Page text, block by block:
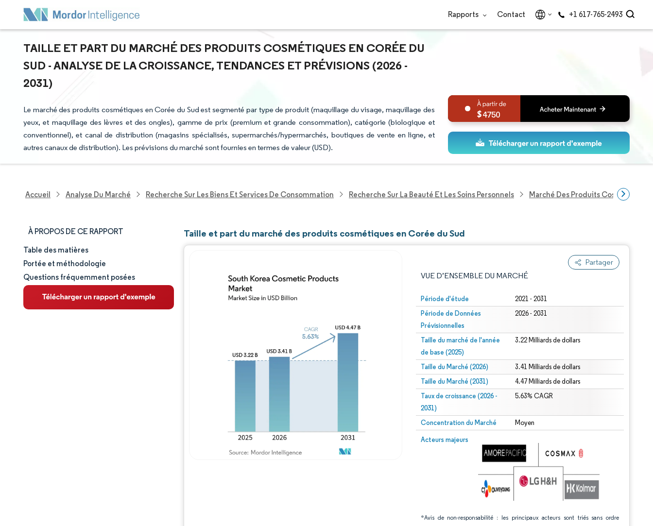
Rapports Contact +1 617-765-2493
TAILLE ET PART DU MARCHÉ DES PRODUITS COSMÉTIQUES EN CORÉE DU
SUD - ANALYSE DE LA CROISSANCE, TENDANCES ET PRÉVISIONS (2026 -
2031)
Le marché des produits cosmétiques en Corée du Sud est segmenté par type de produit (maquillage du visage, maquillage des
yeux, et maquillage des lèvres et des ongles), gamme de prix (premium et grande consommation), catégorie (biologique et
conventionnel), et canal de distribution (magasins spécialisés, supermarchés/hypermarchés, boutiques de vente en ligne, et
autres canaux de distribution). Les prévisions du marché sont fournies en termes de valeur (USD).
4750
Accueil Analyse Du Marché Recherche Sur Les Biens Et Services De Consommation Recherche Sur La Beauté Et Les Soins Personnels Marché Des Produits Cosmétiques
À PROPOS DE CE RAPPORT
Taille et part de marché
Analyse du marché
Tendances et perspectives
Table des matières
Portée et méthodologie
Questions fréquemment posées
Taille et part du marché des produits cosmétiques en Corée du Sud
Partager
VUE D’ENSEMBLE DU MARCHÉ
Période d'étude 2021 - 2031
Période de Données
Prévisionnelles
2026 - 2031
Taille du marché de l'année
de base (2025)
3.22 Milliards de dollars
Taille du Marché (2026) 3.41 Milliards de dollars
Taille du Marché (2031) 4.47 Milliards de dollars
Taux de croissance (2026 -
2031)
5.63% CAGR
Concentration du Marché Moyen
Acteurs majeurs
*Avis de non-responsabilité : les principaux acteurs sont triés sans ordre
Image © Mordor Intelligence. La réutilisation nécessite une attribution sous CC BY 4.0.
Image © Mordor Intelligence. La réutilisation nécessite une attribution sous CC BY 4.0.